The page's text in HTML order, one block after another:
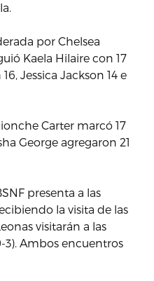
por Chelsea
Kaela Hilaire con 17
Jessica Jackson 14 e
Carter marcó 17
George agregaron 21
presenta a las
la visita de las
visitarán a las
3). Ambos encuentros